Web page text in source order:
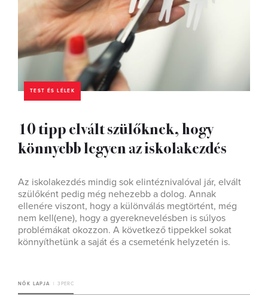
TEST ÉS LÉLEK
10 tipp elvált szülőknek, hogy
könnyebb legyen az iskolakezdés
Az iskolakezdés mindig sok elintéznivalóval jár, elvált
szülőként pedig még nehezebb a dolog. Annak
ellenére viszont, hogy a különválás megtörtént, még
nem kell(ene), hogy a gyereknevelésben is súlyos
problémákat okozzon. A következő tippekkel sokat
könnyíthetünk a saját és a csemeténk helyzetén is.
NŐK LAPJA 3 PERC